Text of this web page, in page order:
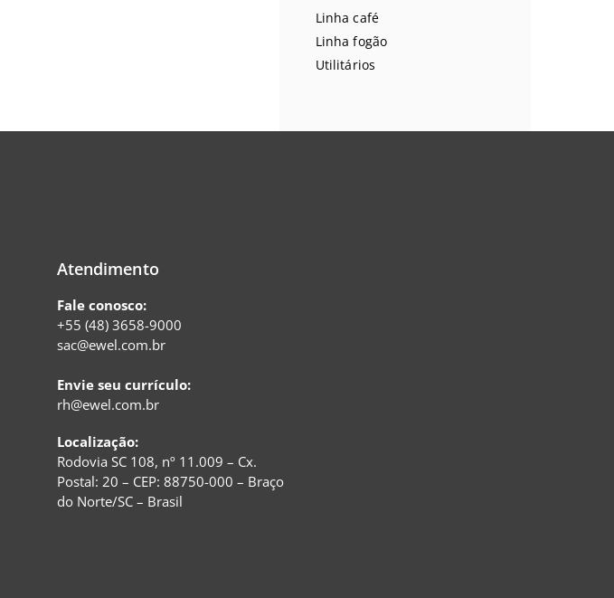
Linha café
Linha fogão
Utilitários
Atendimento
Fale conosco:
+55 (48) 3658-9000
sac@ewel.com.br
Envie seu currículo:
rh@ewel.com.br
Localização:
Rodovia SC 108, nº 11.009 – Cx.
Postal: 20 – CEP: 88750-000 – Braço
do Norte/SC – Brasil